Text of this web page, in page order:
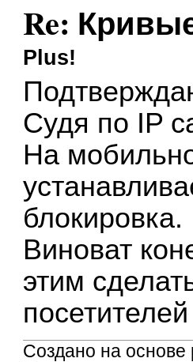
Re:
Plus!
Судя по IP
На
блокировка.
Виноват
этим
Создано на основе